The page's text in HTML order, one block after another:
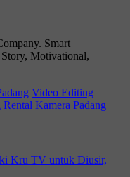
Smart
Motivational,
Video Editing
Rental Kamera Padang
Kru TV untuk Diusir,